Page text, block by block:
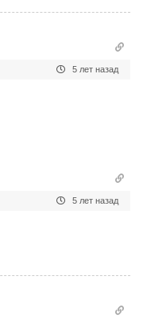
5 лет назад
5 лет назад